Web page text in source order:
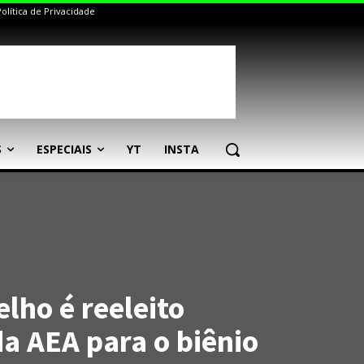
de Privacidade
ESPECIAIS YT INSTA
é reeleito
AEA para o biênio